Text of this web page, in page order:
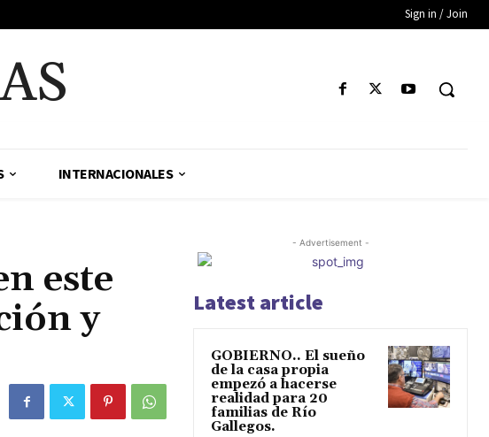
Sign in / Join
INTERNACIONALES
este
y
- Advertisement -
Latest article
GOBIERNO.. El sueño
de la casa propia
empezó a hacerse
realidad para 20
familias de Río
Gallegos.